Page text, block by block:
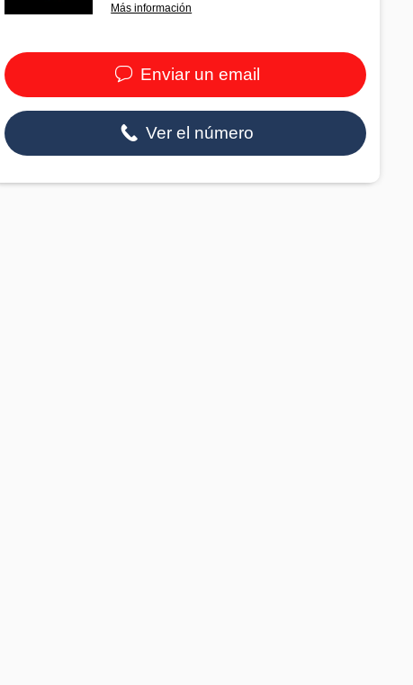
Más información
Enviar un email
Ver el número